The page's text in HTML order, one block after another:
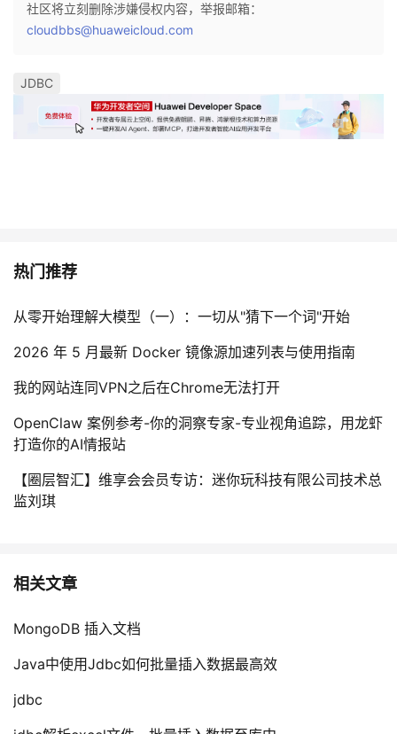
社区将立刻删除涉嫌侵权内容，举报邮箱：
cloudbbs@huaweicloud.com
JDBC
热门推荐
从零开始理解大模型（一）：一切从"猜下一个词"开始
2026 年 5 月最新 Docker 镜像源加速列表与使用指南
我的网站连同VPN之后在Chrome无法打开
OpenClaw 案例参考-你的洞察专家-专业视角追踪，用龙虾
打造你的AI情报站
【圈层智汇】维享会会员专访：迷你玩科技有限公司技术总
监刘琪
相关文章
MongoDB 插入文档
Java中使用Jdbc如何批量插入数据最高效
jdbc